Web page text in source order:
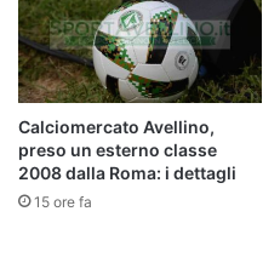
Calciomercato Avellino,
preso un esterno classe
2008 dalla Roma: i dettagli
15 ore fa